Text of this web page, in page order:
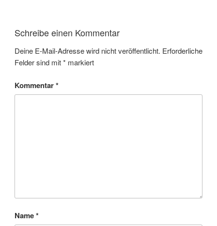
Schreibe einen Kommentar
Deine E-Mail-Adresse wird nicht veröffentlicht. Erforderliche
Felder sind mit* markiert
Kommentar*
Name*